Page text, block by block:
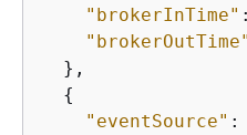
"brokerInTime"
"brokerOutTime"
  },
{
"eventSource" :